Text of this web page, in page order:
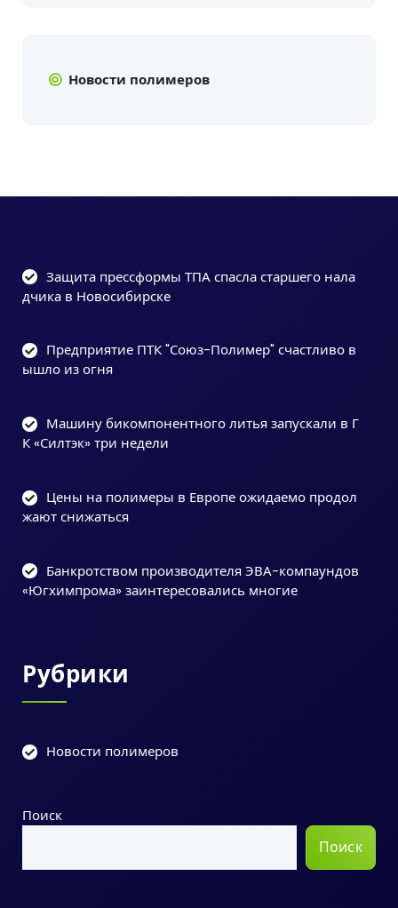
Новости полимеров
Защита прессформы ТПА спасла старшего нала
дчика в Новосибирске
Предприятие ПТК "Союз-Полимер" счастливо в
ышло из огня
Машину бикомпонентного литья запускали в Г
К «Силтэк» три недели
Цены на полимеры в Европе ожидаемо продол
жают снижаться
Банкротством производителя ЭВА-компаундов
«Югхимпрома» заинтересовались многие
Рубрики
Новости полимеров
Поиск
Поиск